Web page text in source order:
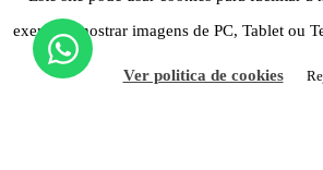
Ver opções
exemplo mostrar imagens de PC, Tablet ou
Ver politica de cookies